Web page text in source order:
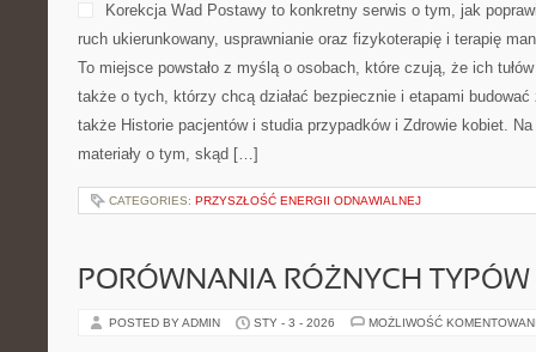
Korekcja Wad Postawy to konkretny serwis o tym, jak
ruch ukierunkowany, usprawnianie oraz fizykoterapię i terapię
To miejsce powstało z myślą o osobach, które czują, że ich
także o tych, którzy chcą działać bezpiecznie i etapami
także Historie pacjentów i studia przypadków i Zdrowie kobiet.
materiały o tym, skąd […]
CATEGORIES: PRZYSZŁOŚĆ ENERGII ODNAWIALNEJ
PORÓWNANIA RÓŻNYCH
POSTED BY ADMIN STY - 3 - 2026 MOŻLIWOŚĆ